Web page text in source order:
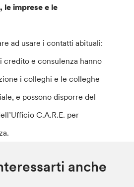
le imprese e le
ad usare i contatti abituali:
credito e consulenza hanno
i colleghi e le colleghe
e possono disporre del
C.A.R.E. per
anche